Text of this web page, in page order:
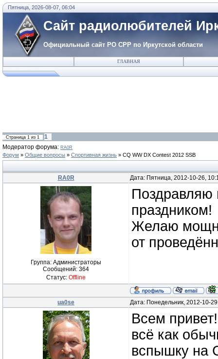
Пятница, 2026-08-07, 06:04
Сайт радиолюбителей
Официальный сайт РО СРР по Иркутской области
ГЛАВНАЯ
Страница 1 из 1
1
Модератор форума: RA0R
Форум » Общие вопросы » Спортивная жизнь » CQ WW DX Contest 2012 SSB
RA0R Дата: Пятница, 2012-10-26,
Группа: Администраторы
Сообщений: 364
Статус: Offline
Поздравляю
праздником!
Желаю
от
ua0se Дата: Понедельник, 2012-10-
Всем
всё как
вспышку на